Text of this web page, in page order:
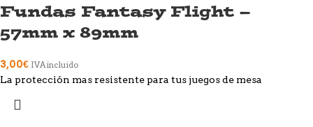
Fundas Fantasy Flight –
57mm x 89mm
3,00€ IVA incluido
La protección mas resistente para tus juegos de mesa